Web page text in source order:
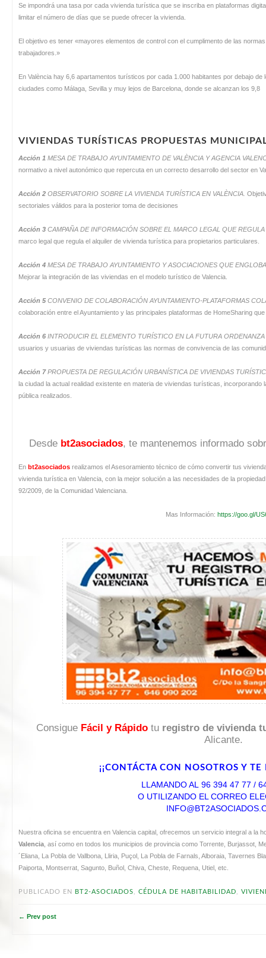
Se impondrá una tasa por cada vivienda turística que se inscriba en plataformas
limitar el número de días que se puede ofrecer la vivienda.
El objetivo es tener «mayores elementos de control con el cumplimento de las
trabajadores.»
En València hay 6,6 apartamentos turísticos por cada 1.000 habitantes por debajo
ciudades como Málaga, Sevilla y muy lejos de Barcelona, donde se alcanzan los 9,8
VIVIENDAS TURÍSTICAS PROPUESTAS
Acción 1 MESA DE TRABAJO AYUNTAMIENTO DE VALÈNCIA Y AGENCIA
normativo a nivel autonómico que repercuta en un correcto desarrollo del sector en
Acción 2 OBSERVATORIO SOBRE LA VIVIENDA TURÍSTICA EN VALÈNCIA.
sectoriales válidos para la posterior toma de decisiones
Acción 3 CAMPAÑA DE INFORMACIÓN SOBRE EL MARCO LEGAL QUE
marco legal que regula el alquiler de vivienda turística para propietarios particulares.
Acción 4 MESA DE TRABAJO AYUNTAMIENTO Y ASOCIACIONES QUE
Mejorar la integración de las viviendas en el modelo turístico de Valencia.
Acción 5 CONVENIO DE COLABORACIÓN AYUNTAMIENTO-PLATAFORMAS
colaboración entre el Ayuntamiento y las principales plataformas de HomeSharing
Acción 6 INTRODUCIR EL ELEMENTO TURÍSTICO EN LA FUTURA
usuarios y usuarias de viviendas turísticas las normas de convivencia de las
Acción 7PROPUESTA DE REGULACIÓN URBANÍSTICA DE VIVIENDAS
la ciudad la actual realidad existente en materia de viviendas turísticas,
pública realizados.
Desde bt2asociados, te mantenemos informado
En bt2asociados realizamos el Asesoramiento técnico de cómo convertir tus
vivienda turística en Valencia, con la mejor solución a las necesidades de la
92/2009, de la Comunidad Valenciana.
Mas Información: https://goo.gl/
Consigue Fácil y Rápido tu registro de vivienda
Alicante.
¡¡CONTÁCTA CON NOSOTROS Y
LLAMANDO AL 96 394 47 77 /
O UTILIZANDO EL CORREO
Nuestra oficina se encuentra en Valencia capital, ofrecemos un servicio integral a la
Valencia , así como en todos los municipios de provincia como Torrente, Burjassot,
´Eliana, La Pobla de Vallbona, Lliria, Puçol, La Pobla de Farnals, Alboraia, Tavernes
Paiporta, Montserrat, Sagunto, Buñol, Chiva, Cheste, Requena, Utiel, etc.
PUBLICADO EN BT2-ASOCIADOS, CÉDULA DE HABITABILIDAD,
← Prev post